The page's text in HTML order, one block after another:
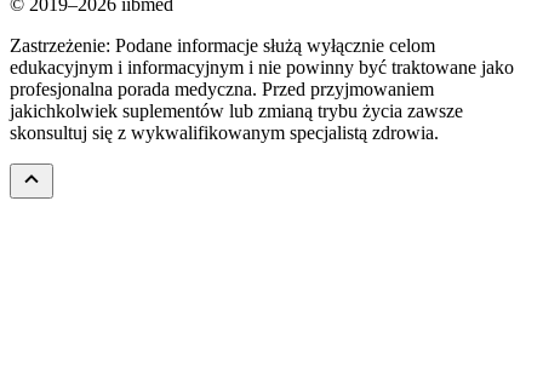
© 2019–2026 iibmed
Zastrzeżenie: Podane informacje służą wyłącznie celom
edukacyjnym i informacyjnym i nie powinny być traktowane jako
profesjonalna porada medyczna. Przed przyjmowaniem
jakichkolwiek suplementów lub zmianą trybu życia zawsze
skonsultuj się z wykwalifikowanym specjalistą zdrowia.